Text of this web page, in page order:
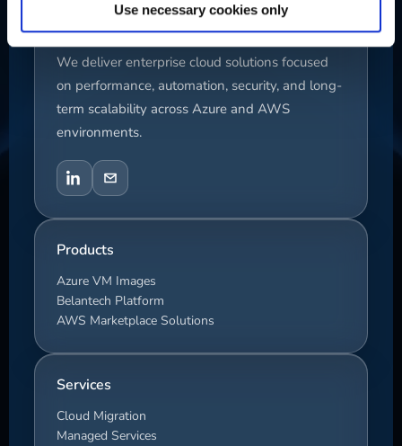
Use necessary cookies only
Belinda CZ
We deliver enterprise cloud solutions focused
on performance, automation, security, and long-
term scalability across Azure and AWS
environments.
Products
Azure VM Images
Belantech Platform
AWS Marketplace Solutions
Services
Cloud Migration
Managed Services